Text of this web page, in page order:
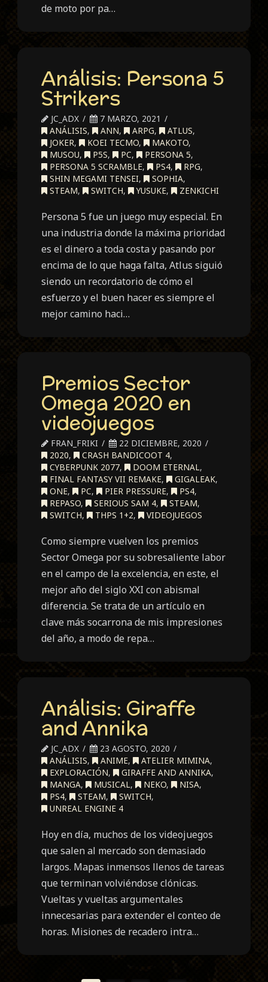
de moto por pa…
Análisis: Persona 5
Strikers
JC_ADX
7 MARZO, 2021
ANÁLISIS, ANN, ARPG, ATLUS,
JOKER, KOEI TECMO, MAKOTO,
MUSOU, P5S, PC, PERSONA 5,
PERSONA 5 SCRAMBLE, PS4, RPG,
SHIN MEGAMI TENSEI, SOPHIA,
STEAM, SWITCH, YUSUKE, ZENKICHI
Persona 5 fue un juego muy especial. En
una industria donde la máxima prioridad
es el dinero a toda costa y pasando por
encima de lo que haga falta, Atlus siguió
siendo un recordatorio de cómo el
esfuerzo y el buen hacer es siempre el
mejor camino haci…
Premios Sector
Omega 2020 en
videojuegos
FRAN_FRIKI
22 DICIEMBRE, 2020
2020, CRASH BANDICOOT 4,
CYBERPUNK 2077, DOOM ETERNAL,
FINAL FANTASY VII REMAKE, GIGALEAK,
ONE, PC, PIER PRESSURE, PS4,
REPASO, SERIOUS SAM 4, STEAM,
SWITCH, THPS 1+2, VIDEOJUEGOS
Como siempre vuelven los premios
Sector Omega por su sobresaliente labor
en el campo de la excelencia, en este, el
mejor año del siglo XXI con abismal
diferencia. Se trata de un artículo en
clave más socarrona de mis impresiones
del año, a modo de repa…
Análisis: Giraffe
and Annika
JC_ADX
23 AGOSTO, 2020
ANÁLISIS, ANIME, ATELIER MIMINA,
EXPLORACIÓN, GIRAFFE AND ANNIKA,
MANGA, MUSICAL, NEKO, NISA,
PS4, STEAM, SWITCH,
UNREAL ENGINE 4
Hoy en día, muchos de los videojuegos
que salen al mercado son demasiado
largos. Mapas inmensos llenos de tareas
que terminan volviéndose clónicas.
Vueltas y vueltas argumentales
innecesarias para extender el conteo de
horas. Misiones de recadero intra…